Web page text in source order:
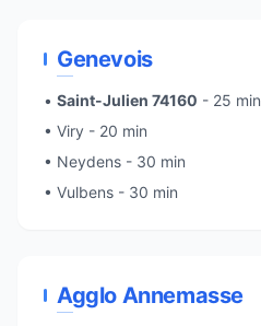
Genevois
• Saint-Julien 74160 - 25 min
• Viry - 20 min
• Neydens - 30 min
• Vulbens - 30 min
Agglo Annemasse